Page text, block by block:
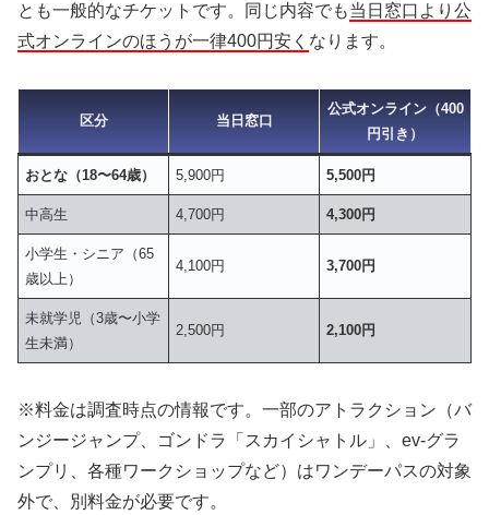
とも一般的なチケットです。同じ内容でも当日窓口より公
式オンラインのほうが一律400円安く なります。
区分 当日窓口
公式オンライン（400
円引き）
おとな（18〜64歳） 5,900円 5,500円
中高生 4,700円 4,300円
小学生・シニア（65
歳以上）
4,100円 3,700円
未就学児（3歳〜小学
生未満）
2,500円 2,100円
※料金は調査時点の情報です。一部のアトラクション（バ
ンジージャンプ、ゴンドラ「スカイシャトル」、ev-グラ
ンプリ、各種ワークショップなど）はワンデーパスの対象
外で、別料金が必要です。